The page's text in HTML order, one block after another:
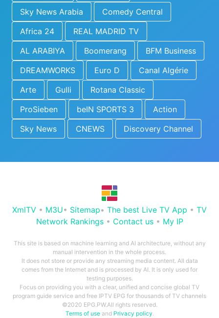
Sky News Arabia
Comedy Central
Africa 24
REAL MADRID TV
AL ARABIYA
Boomerang
BFM Business
DREAMWORKS
Euro D
Canal Algérie
Arte
Gulli
Rotana Classic
ProSieben
beIN SPORTS 3
Action
Sky News
CNEWS Discovery Channel
XmlTV • M3U• Sitemap• The best Live TV App • TV
Network Rankings• Contact us• My IP
This site is based on machine learning and AI architecture, without any
manual intervention in the whole process.
It does not store or provide any streaming media content. All data
comes from the Internet and is processed by AI. It is only used for
testing purposes.
Focus on providing you with a clear, unified and concise global TV
program guide service and free IPTV EPG for thousands of TV channels
©2020 EPG.PW.All rights reserved.
Terms of useand Privacy policy.